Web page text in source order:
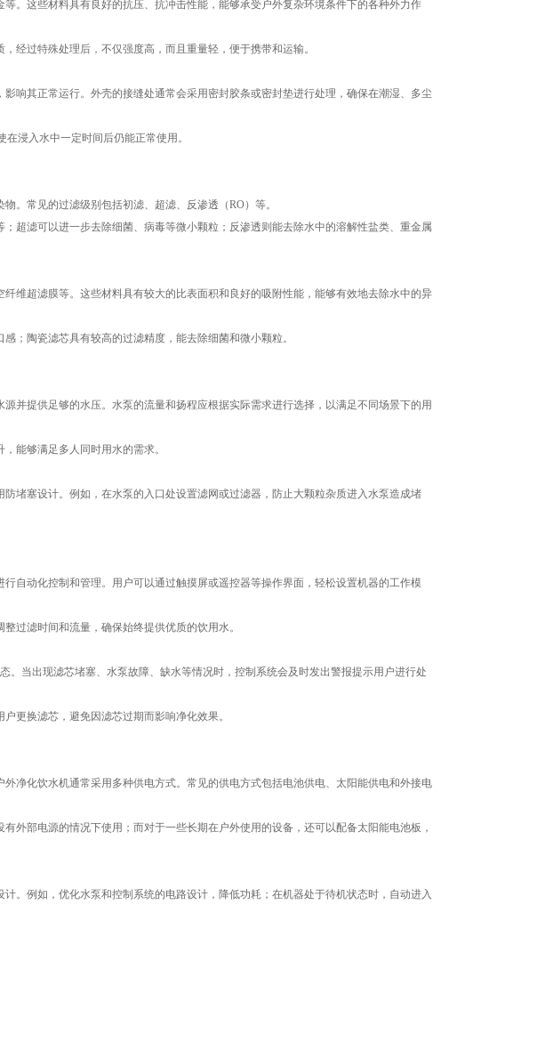
这些材料具有良好的抗压、抗冲击性能，能够承受户外复杂环境条件下的各种外力作
过特殊处理后，不仅强度高，而且重量轻，便于携带和运输。
其正常运行。外壳的接缝处通常会采用密封胶条或密封垫进行处理，确保在潮湿、多尘
浸入水中一定时间后仍能正常使用。
常见的过滤级别包括初滤、超滤、反渗透（RO）等。
滤可以进一步去除细菌、病毒等微小颗粒；反渗透则能去除水中的溶解性盐类、重金属
超滤膜等。这些材料具有较大的比表面积和良好的吸附性能，能够有效地去除水中的异
陶瓷滤芯具有较高的过滤精度，能去除细菌和微小颗粒。
提供足够的水压。水泵的流量和扬程应根据实际需求进行选择，以满足不同场景下的用
能够满足多人同时用水的需求。
塞设计。例如，在水泵的入口处设置滤网或过滤器，防止大颗粒杂质进入水泵造成堵
动化控制和管理。用户可以通过触摸屏或遥控器等操作界面，轻松设置机器的工作模
滤时间和流量，确保始终提供优质的饮用水。
当出现滤芯堵塞、水泵故障、缺水等情况时，控制系统会及时发出警报提示用户进行处
换滤芯，避免因滤芯过期而影响净化效果。
化饮水机通常采用多种供电方式。常见的供电方式包括电池供电、太阳能供电和外接电
部电源的情况下使用；而对于一些长期在户外使用的设备，还可以配备太阳能电池板，
例如，优化水泵和控制系统的电路设计，降低功耗；在机器处于待机状态时，自动进入